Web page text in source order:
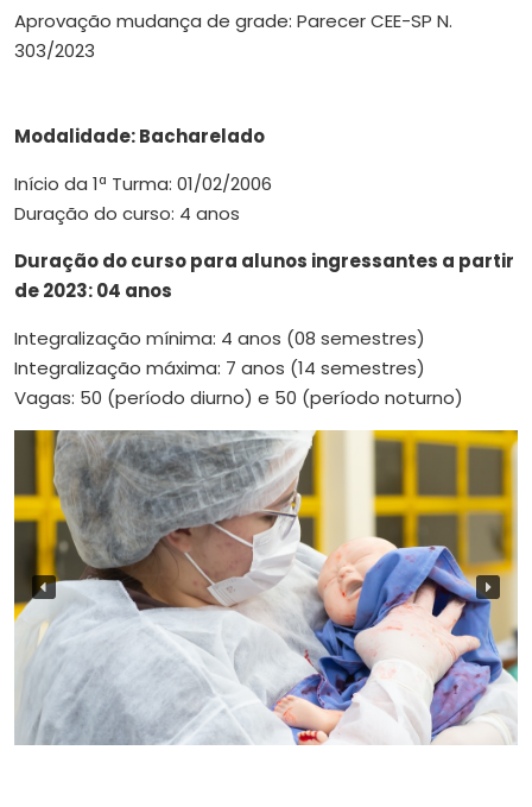
Aprovação mudança de grade: Parecer CEE-SP N.
303/2023
Modalidade: Bacharelado
Início da 1ª Turma: 01/02/2006
Duração do curso: 4 anos
Duração do curso para alunos ingressantes a partir
de 2023: 04 anos
Integralização mínima: 4 anos (08 semestres)
Integralização máxima: 7 anos (14 semestres)
Vagas: 50 (período diurno) e 50 (período noturno)